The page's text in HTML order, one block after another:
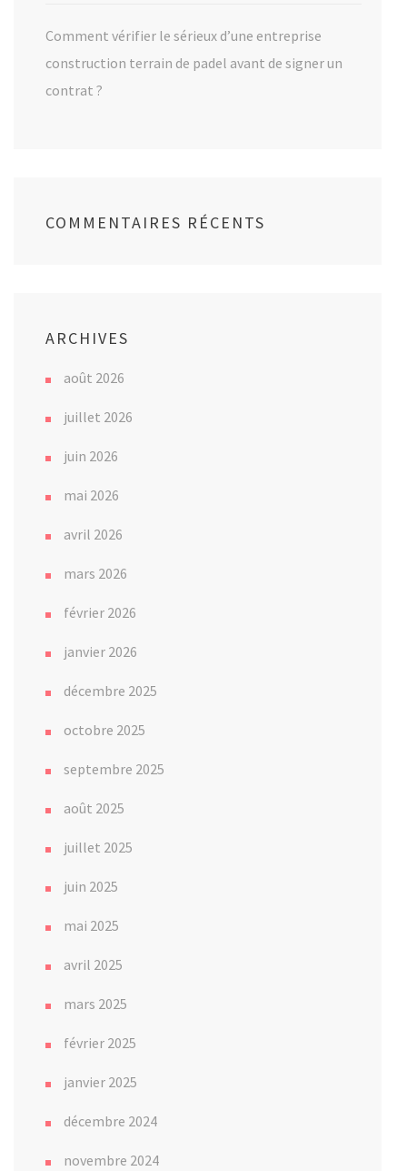
Comment vérifier le sérieux d’une entreprise
construction terrain de padel avant de signer un
contrat ?
COMMENTAIRES RÉCENTS
ARCHIVES
août 2026
juillet 2026
juin 2026
mai 2026
avril 2026
mars 2026
février 2026
janvier 2026
décembre 2025
octobre 2025
septembre 2025
août 2025
juillet 2025
juin 2025
mai 2025
avril 2025
mars 2025
février 2025
janvier 2025
décembre 2024
novembre 2024